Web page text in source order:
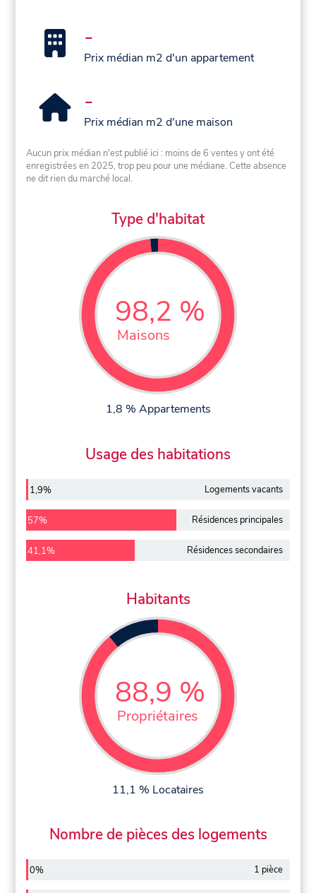
-
Prix médian m2 d'un appartement
-
Prix médian m2 d'une maison
Aucun prix médian n'est publié ici : moins de 6 ventes y ont été
enregistrées en 2025, trop peu pour une médiane. Cette absence
ne dit rien du marché local.
Type d'habitat
98,2 %
Maisons
1,8 % Appartements
Usage des habitations
1,9% Logements vacants
57% Résidences principales
41,1% Résidences secondaires
Habitants
88,9 %
Propriétaires
11,1 % Locataires
Nombre de pièces des logements
0% 1 pièce